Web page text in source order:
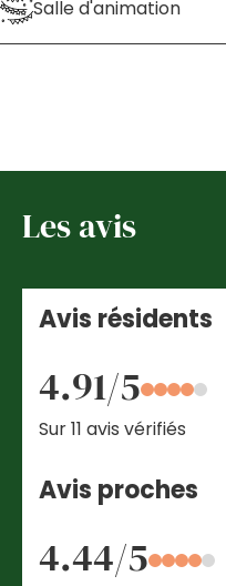
Salle d'animation
Les avis
Avis résidents
4.91/5
Sur 11 avis vérifiés
Avis proches
4.44/5